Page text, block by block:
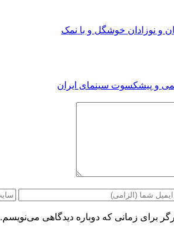
و نوزادان خوشگل و با نمک
و پیشکسوت سینمای ایران
برای زمانی که دوباره دیدگاهی می‌نویسم.